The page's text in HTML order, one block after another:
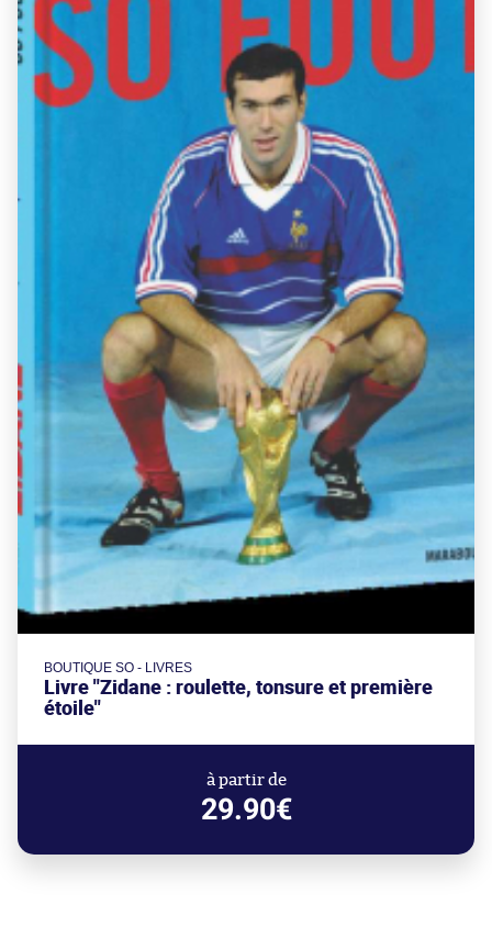
BOUTIQUE SO - LIVRES
Livre "Zidane : roulette, tonsure et première
étoile"
à partir de
29.90€